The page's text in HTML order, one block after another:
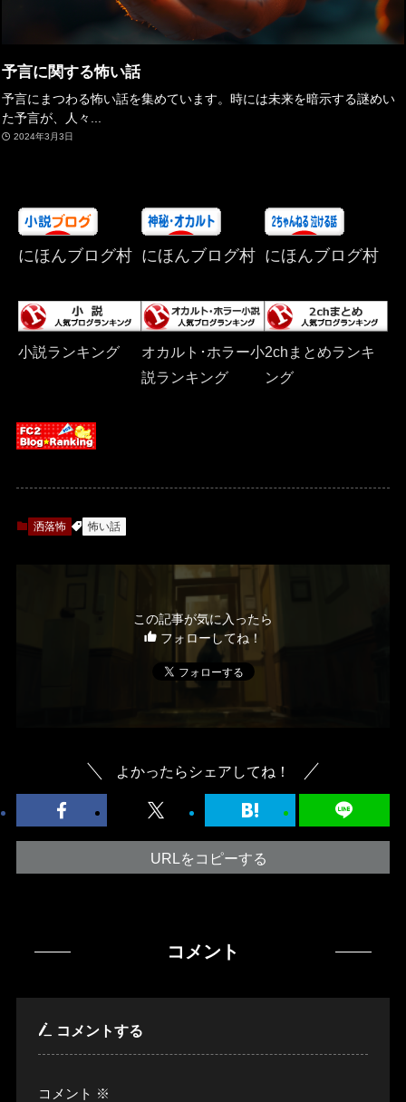
予言に関する怖い話
予言にまつわる怖い話を集めています。時には未来を暗示する謎めい
た予言が、人々...
2024年3月3日
にほんブログ村 にほんブログ村 にほんブログ村
小説ランキング
オカルト･ホラー小
説ランキング
2chまとめランキ
ング
洒落怖 怖い話
この記事が気に入ったら
フォローしてね！
よかったらシェアしてね！
URLをコピーする
コメント
コメントする
コメント ※